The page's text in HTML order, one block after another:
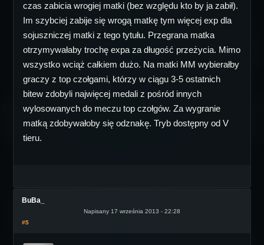
czas zabicia wrogiej matki (bez względu kto by ja zabił).
Im szybciej zabije się wrogą matkę tym więcej exp dla
sojuszniczej matki z tego tytułu. Przegrana matka
otrzymywałaby trochę expa za długość przeżycia. Mimo
wszystko wciąż całkiem dużo. Na matki MM wybierałby
graczy z top czołgami, którzy w ciągu 3-5 ostatnich
bitew zdobyli najwięcej medali z pośród innych
wylosowanych do meczu top czołgów. Za wygranie
matką zdobywałoby się odznakę. Tryb dostępny od V
tieru.
BuBa_
Napisany 17 września 2013 - 22:28
#5